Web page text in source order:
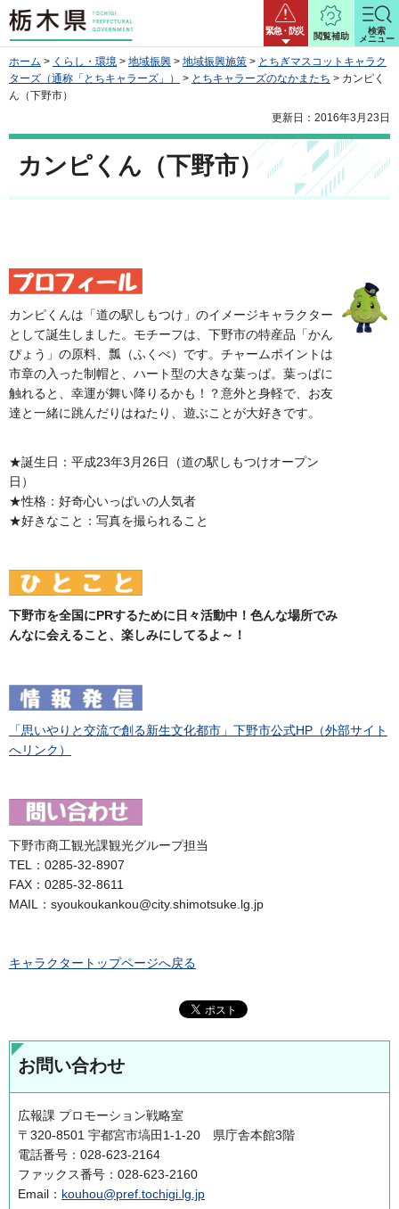
栃木県 緊急・防災
閲覧補助
検索
メニュー
ホーム > くらし・環境 > 地域振興 > 地域振興施策 > とちぎマスコットキャラク
ターズ（通称「とちキャラーズ」）
> とちキャラーズのなかまたち > カンピく
ん（下野市）
更新日：2016年3月23日
カンピくん（下野市）
カンピくんは「道の駅しもつけ」のイメージキャラクター
として誕生しました。モチーフは、下野市の特産品「かん
ぴょう」の原料、瓢（ふくべ）です。チャームポイントは
市章の入った制帽と、ハート型の大きな葉っぱ。葉っぱに
触れると、幸運が舞い降りるかも！？意外と身軽で、お友
達と一緒に跳んだりはねたり、遊ぶことが大好きです。
★誕生日：平成23年3月26日（道の駅しもつけオープン
日）
★性格：好奇心いっぱいの人気者
★好きなこと：写真を撮られること
下野市を全国にPRするために日々活動中！色んな場所でみ
んなに会えること、楽しみにしてるよ～！
「思いやりと交流で創る新生文化都市」下野市公式HP（外部サイト
へリンク）
下野市商工観光課観光グループ担当
TEL：0285-32-8907
FAX：0285-32-8611
MAIL：syoukoukankou@city.shimotsuke.lg.jp
キャラクタートップページへ戻る
お問い合わせ
広報課 プロモーション戦略室
〒320-8501 宇都宮市塙田1-1-20 県庁舎本館3階
電話番号：028-623-2164
ファックス番号：028-623-2160
Email： kouhou@pref.tochigi.lg.jp